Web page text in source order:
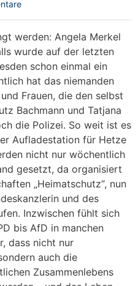
werden: Angela Merkel
wurde auf der letzten
schon einmal ein
hat das niemanden
Frauen, die den selbst
Bachmann und Tatjana
die Polizei. So weit ist es
Aufladestation für Hetze
nicht nur wöchentlich
gesetzt, da organisiert
„Heimatschutz“, nun
und des
Inzwischen fühlt sich
bis AfD in manchen
dass nicht nur
auch die
Zusammenlebens